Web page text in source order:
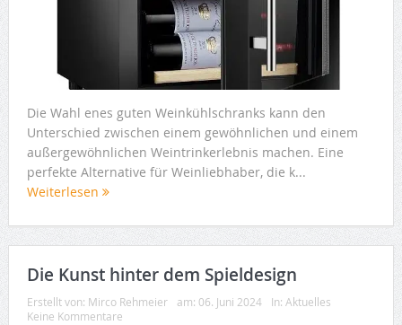
Die Wahl enes guten Weinkühlschranks kann den
Unterschied zwischen einem gewöhnlichen und einem
außergewöhnlichen Weintrinkerlebnis machen. Eine
perfekte Alternative für Weinliebhaber, die k...
Weiterlesen
Die Kunst hinter dem Spieldesign
Erstellt von: Mirco Rehmeier am: 06. Juni 2024 In: Aktuelles
Keine Kommentare